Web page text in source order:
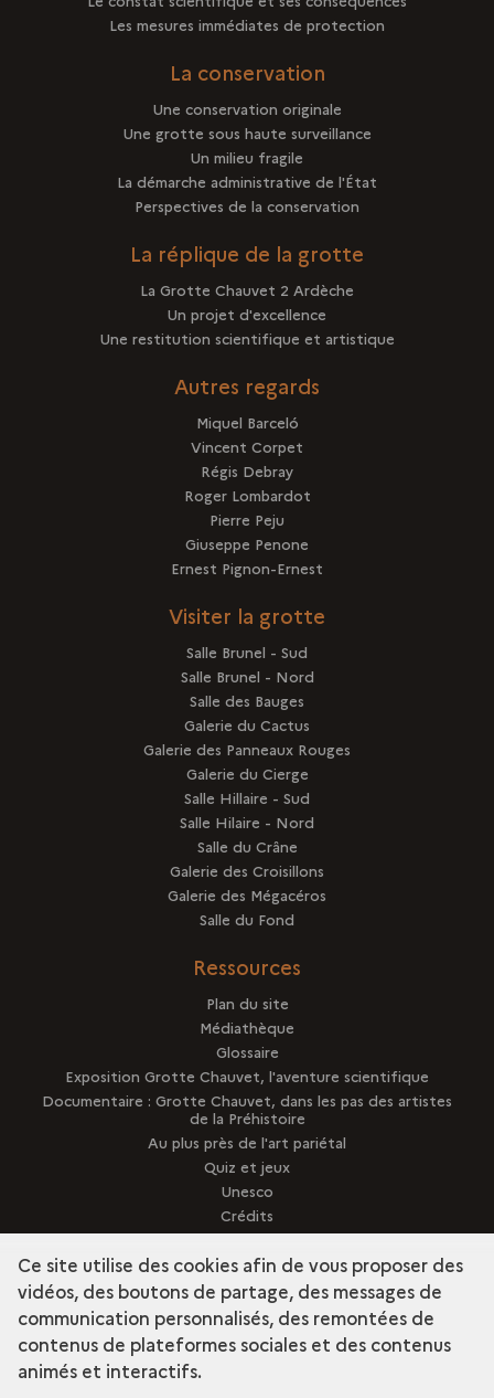
Les mesures immédiates de protection
La conservation
Une conservation originale
Une grotte sous haute surveillance
Un milieu fragile
La démarche administrative de l'État
Perspectives de la conservation
La réplique de la grotte
La Grotte Chauvet 2 Ardèche
Un projet d'excellence
Une restitution scientifique et artistique
Autres regards
Miquel Barceló
Vincent Corpet
Régis Debray
Roger Lombardot
Pierre Peju
Giuseppe Penone
Ernest Pignon-Ernest
Visiter la grotte
Salle Brunel - Sud
Salle Brunel - Nord
Salle des Bauges
Galerie du Cactus
Galerie des Panneaux Rouges
Galerie du Cierge
Salle Hillaire - Sud
Salle Hilaire - Nord
Salle du Crâne
Galerie des Croisillons
Galerie des Mégacéros
Salle du Fond
Ressources
Plan du site
Médiathèque
Glossaire
Exposition Grotte Chauvet, l'aventure scientifique
Documentaire : Grotte Chauvet, dans les pas des artistes
de la Préhistoire
Au plus près de l'art pariétal
Quiz et jeux
Unesco
Crédits
Presse
Découvrir la collection
Ce site utilise des cookies afin de vous proposer des
vidéos, des boutons de partage, des messages de
communication personnalisés, des remontées de
contenus de plateformes sociales et des contenus
animés et interactifs.